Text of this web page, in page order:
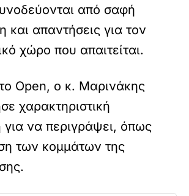
από σαφή
και απαντήσεις για τον
χώρο που απαιτείται.
Open, ο κ. Μαρινάκης
χαρακτηριστική
να περιγράψει, όπως
των κομμάτων της